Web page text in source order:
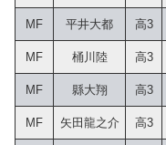
MF 平井大都 高3
MF 桶川陸 高3
MF 縣大翔 高3
MF 矢田龍之介 高3